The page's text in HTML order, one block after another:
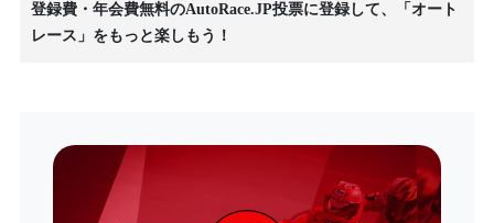
登録費・年会費無料のAutoRace.JP投票に登録して、「オート
レース」をもっと楽しもう！